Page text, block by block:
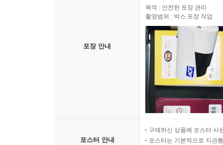
포장 안내
목적 : 안전한 포장 관리
촬영범위 : 박스 포장 작업
포스터 안내
구매하신 상품에 포스터 사
포스터는 기본적으로 지관